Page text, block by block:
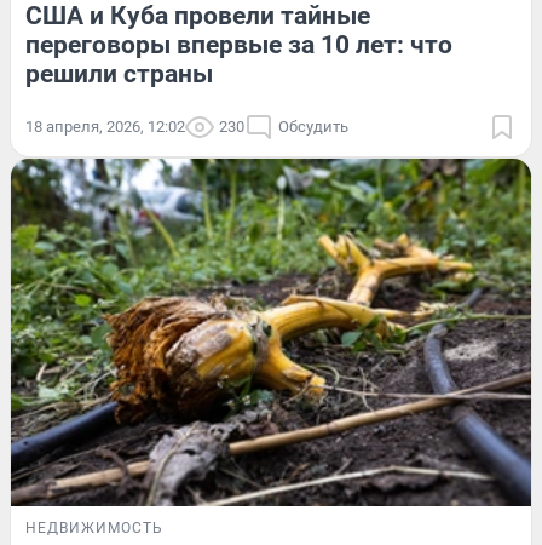
США и Куба провели тайные
переговоры впервые за 10 лет: что
решили страны
18 апреля, 2026, 12:02 230 Обсудить
НЕДВИЖИМОСТЬ